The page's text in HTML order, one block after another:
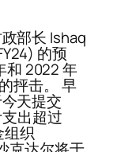
部长 Ishaq
的预
和 2022 年
抨击。 早
天提交
出超过
组织